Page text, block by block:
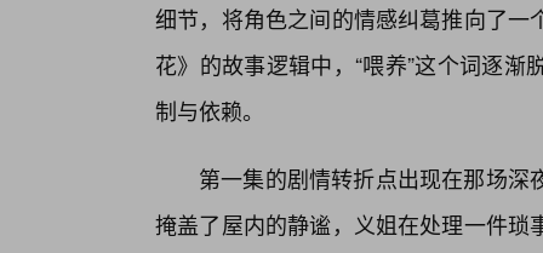
细节，将角色之间的情感纠葛推向了
花》的故事逻辑中，“喂养”这个词逐
制与依赖。
第一集的剧情转折点出现在那场
掩盖了屋内的静谧，义姐在处理一件